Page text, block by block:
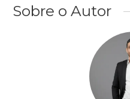
Sobre o Autor